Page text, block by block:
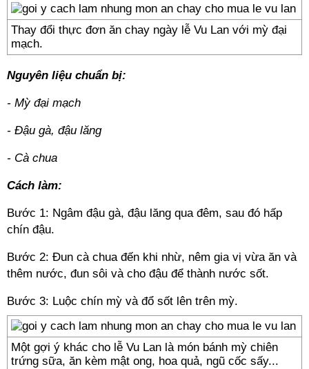
Thay đổi thực đơn ăn chay ngày lễ Vu Lan với mỳ đại
mạch.
Nguyên liệu chuẩn bị:
- Mỳ đại mạch
- Đậu gà, đậu lăng
- Cà chua
Cách làm:
Bước 1: Ngâm đậu gà, đậu lăng qua đêm, sau đó hấp
chín đậu.
Bước 2: Đun cà chua đến khi nhừ, nêm gia vị vừa ăn và
thêm nước, đun sôi và cho đậu để thành nước sốt.
Bước 3: Luộc chín mỳ và đổ sốt lên trên mỳ.
Một gợi ý khác cho lễ Vu Lan là món bánh mỳ chiên
trứng sữa, ăn kèm mật ong, hoa quả, ngũ cốc sấy...